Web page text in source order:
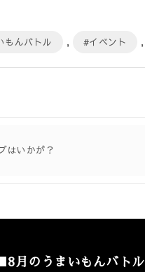
もんバトル , #イベント ,
はいかが？
■8月のうまいもんバトル